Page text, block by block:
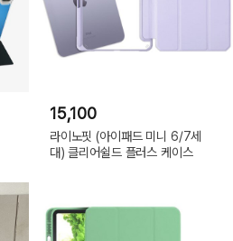
15,100
라이노핏 (아이패드 미니 6/7세
대) 클리어쉴드 플러스 케이스